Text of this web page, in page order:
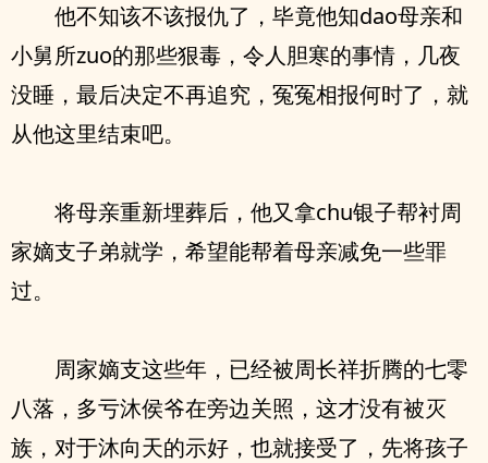
他不知该不该报仇了，毕竟他知dao母亲和
小舅所zuo的那些狠毒，令人胆寒的事情，几夜
没睡，最后决定不再追究，冤冤相报何时了，就
从他这里结束吧。
将母亲重新埋葬后，他又拿chu银子帮衬周
家嫡支子弟就学，希望能帮着母亲减免一些罪
过。
周家嫡支这些年，已经被周长祥折腾的七零
八落，多亏沐侯爷在旁边关照，这才没有被灭
族，对于沐向天的示好，也就接受了，先将孩子